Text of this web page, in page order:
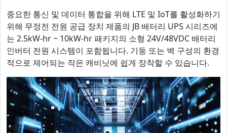
중요한 통신 및 데이터 통합을 위해 LTE 및 IoT를 활성화하기
위해 무정전 전원 공급 장치 제품의 JB 배터리 UPS 시리즈에
는 2.5kW-hr ~ 10kW-hr 패키지의 소형 24V/48VDC 배터리
인버터 전원 시스템이 포함됩니다. 기둥 또는 벽 구성의 환경
적으로 제어되는 작은 캐비닛에 쉽게 장착할 수 있습니다.